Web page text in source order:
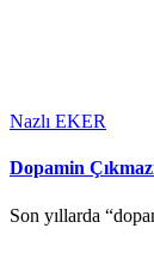
Nazlı EKER
Dopamin
Son yıllarda